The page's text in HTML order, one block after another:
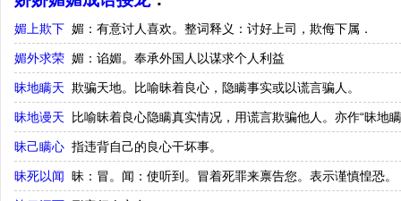
媚上欺下 媚：有意讨人喜欢。整词释义：讨好上司，欺侮下属．
媚外求荣 媚：谄媚。奉承外国人以谋求个人利益
昧地瞒天 欺骗天地。比喻昧着良心，隐瞒事实或以谎言骗人。
昧地谩天 比喻昧着良心隐瞒真实情况，用谎言欺骗他人。亦作“昧地
昧己瞒心 指违背自己的良心干坏事。
昧死以闻 昧：冒。闻：使听到。冒着死罪来禀告您。表示谨慎惶恐。